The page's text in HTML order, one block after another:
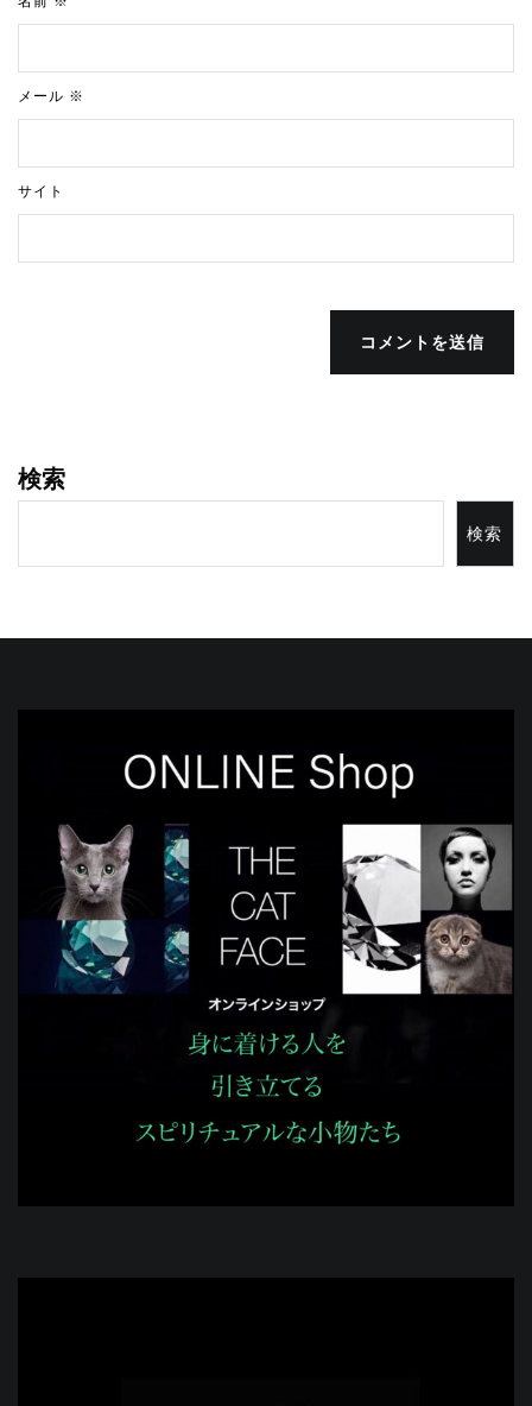
メール ※
サイト
コメントを送信
検索
検索